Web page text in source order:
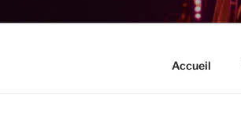
Accueil